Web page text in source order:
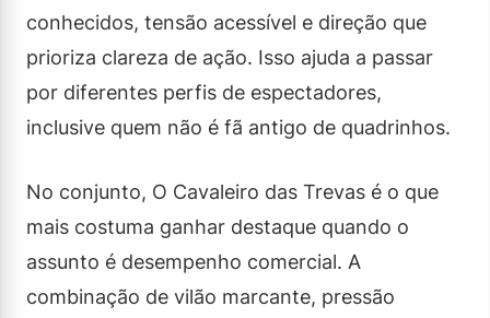
conhecidos, tensão acessível e direção que
prioriza clareza de ação. Isso ajuda a passar
por diferentes perfis de espectadores,
inclusive quem não é fã antigo de quadrinhos.
No conjunto, O Cavaleiro das Trevas é o que
mais costuma ganhar destaque quando o
assunto é desempenho comercial. A
combinação de vilão marcante, pressão